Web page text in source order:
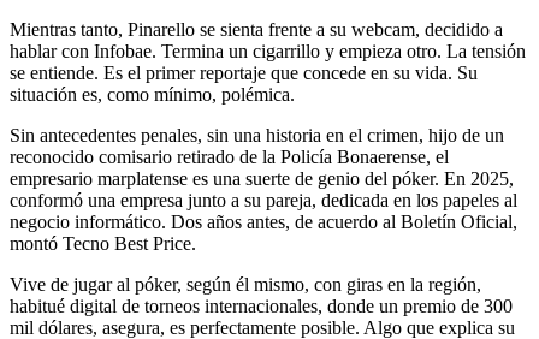
Mientras tanto, Pinarello se sienta frente a su webcam, decidido a
hablar con Infobae. Termina un cigarrillo y empieza otro. La tensión
se entiende. Es el primer reportaje que concede en su vida. Su
situación es, como mínimo, polémica.
Sin antecedentes penales, sin una historia en el crimen, hijo de un
reconocido comisario retirado de la Policía Bonaerense, el
empresario marplatense es una suerte de genio del póker. En 2025,
conformó una empresa junto a su pareja, dedicada en los papeles al
negocio informático. Dos años antes, de acuerdo al Boletín Oficial,
montó Tecno Best Price.
Vive de jugar al póker, según él mismo, con giras en la región,
habitué digital de torneos internacionales, donde un premio de 300
mil dólares, asegura, es perfectamente posible. Algo que explica su